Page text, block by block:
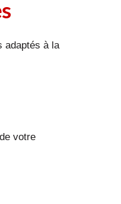
adaptés à la
votre